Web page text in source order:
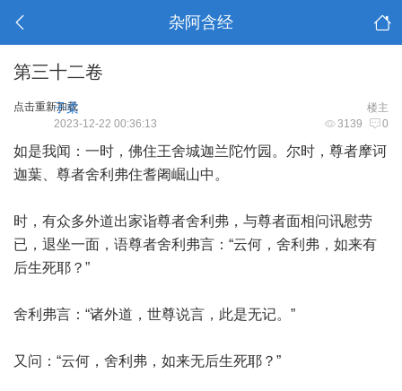
杂阿含经
第三十二卷
点击重新加载 楼主
子柔
3139 0
2023-12-22 00:36:13
如是我闻：一时，佛住王舍城迦兰陀竹园。尔时，尊者摩诃
迦葉、尊者舍利弗住耆阇崛山中。
时，有众多外道出家诣尊者舍利弗，与尊者面相问讯慰劳
已，退坐一面，语尊者舍利弗言：“云何，舍利弗，如来有
后生死耶？”
舍利弗言：“诸外道，世尊说言，此是无记。”
又问：“云何，舍利弗，如来无后生死耶？”